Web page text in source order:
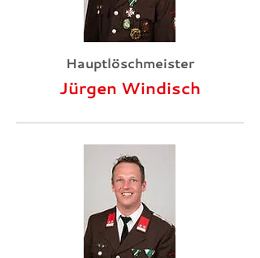
Hauptlöschmeister
Jürgen Windisch